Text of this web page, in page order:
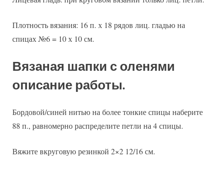
Плотность вязания: 16 п. х 18 рядов лиц. гладью на
спицах №6 = 10 х 10 см.
Вязаная шапки с оленями
описание работы.
Бордовой/синей нитью на более тонкие спицы наберите
88 п., равномерно распределите петли на 4 спицы.
Вяжите вкруговую резинкой 2×2 12/16 см.